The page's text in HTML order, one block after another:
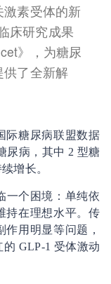
素受体的新
床研究成果
》，为糖尿
了全新解
际糖尿病联盟数据
尿病，其中 2 型糖
增长。
一个困境：单纯依
持在理想水平。传
用明显等问题，
GLP-1 受体激动